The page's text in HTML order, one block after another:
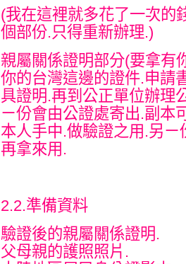
(我在這裡就多花了一次的
個部份.只得重新辦理.)
親屬關係證明部分(要拿有
你的台灣這邊的證件.申請
具證明.再到公正單位辦理
ㄧ份會由公證處寄出.副本
本人手中.做驗證之用.另
再拿來用.
2.2.準備資料
驗證後的親屬關係證明.
父母親的護照照片.